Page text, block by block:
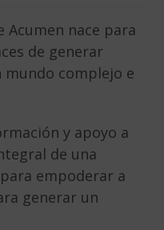
Acumen nace para
de generar
mundo complejo e
y apoyo a
de una
empoderar a
generar un